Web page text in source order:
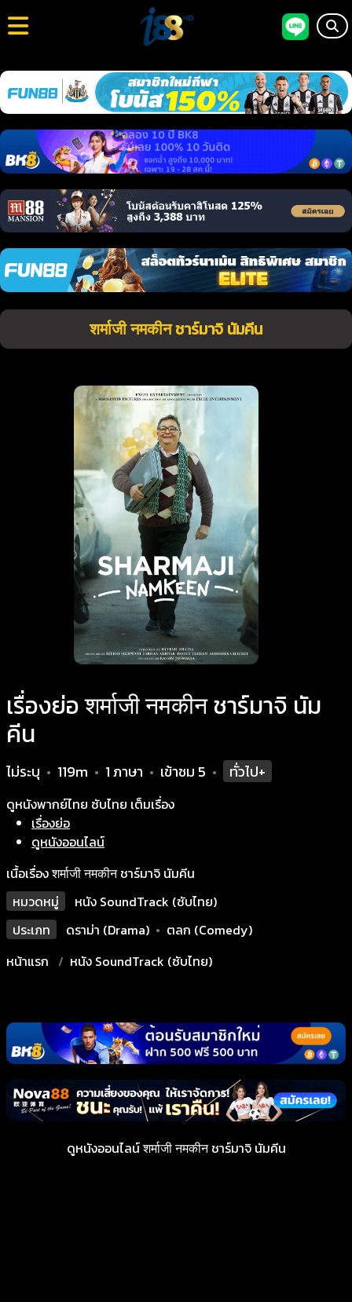
शर्माजी नमकीन ชาร์มาจิ นัมคีน
เรื่องย่อ शर्माजी नमकीन ชาร์มาจิ นัม
คีน
ไม่ระบุ • 119m • 1 ภาษา • เข้าชม 5 • ทั่วไป+
ดูหนังพากย์ไทย ซับไทย เต็มเรื่อง
เรื่องย่อ
ดูหนังออนไลน์
เนื้อเรื่อง शर्माजी नमकीन ชาร์มาจิ นัมคีน
หมวดหมู่
หนัง SoundTrack (ซับไทย)
ประเภท
ดราม่า (Drama) • ตลก (Comedy)
หน้าแรก
หนัง SoundTrack (ซับไทย)
ดูหนังออนไลน์ शर्माजी नमकीन ชาร์มาจิ นัมคีน